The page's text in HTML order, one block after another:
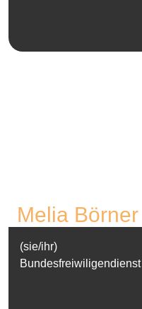
Melia Börner
(sie/ihr)
Bundesfreiwiligendienst